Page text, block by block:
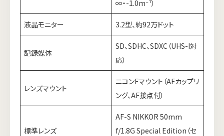
∞・-1.0m⁻¹）
液晶モニター 3.2型、約92万ドット
記録媒体
SD、SDHC、SDXC（UHS-I対
応）
レンズマウント
ニコンFマウント（AFカップリ
ング、AF接点付）
標準レンズ
AF-S NIKKOR 50mm
f/1.8G Special Edition（セ